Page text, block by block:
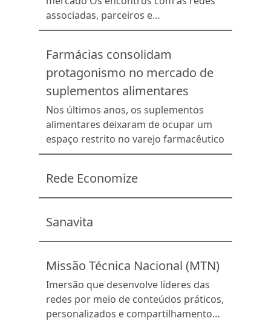
constante dos resultados. Dessa
forma, a solução permite a análise do
associadas, parceiros e
representantes do mercado
negócios, fortalecem o varejo
associativista e promovem conexões
entre todos os elos da cadeia
farmacêutica. Confira a agenda
completa de 2026.
Farmácias consolidam
protagonismo no mercado de
suplementos alimentares
Nos últimos anos, os suplementos
alimentares deixaram de ocupar um
espaço restrito no varejo farmacêutico
Rede Economize
Sanavita
Missão Técnica Nacional (MTN)
Imersão que desenvolve líderes das
redes por meio de conteúdos práticos,
personalizados e compartilhamento